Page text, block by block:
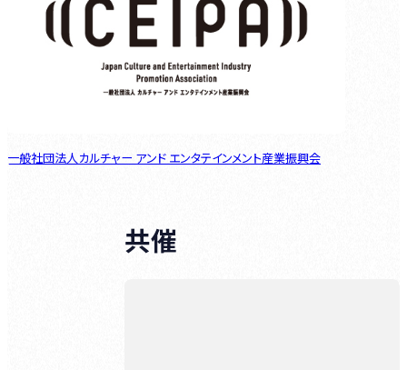
一般社団法人カルチャー アンド エンタテインメント産業振興会
共催